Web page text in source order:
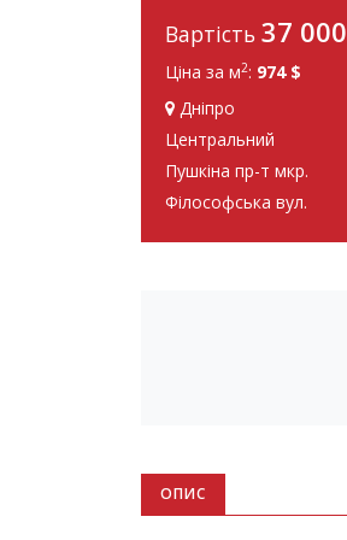
Вартість 37 000
Ціна за м2: 974 $
Дніпро
Центральний
Пушкіна пр-т мкр.
Філософська вул.
ОПИС